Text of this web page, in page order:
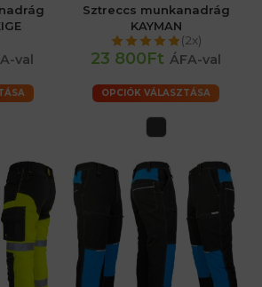
val
Sztreccs munkanadrág
KAYMAN
(2x)
23 800Ft ÁFA-val
OPCIÓK VÁLASZTÁSA